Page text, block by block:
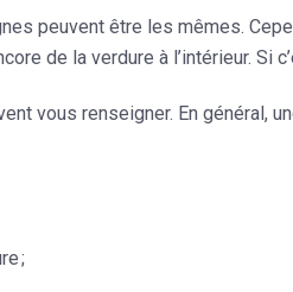
peuvent être les mêmes.
de la verdure à l’intérieur. Si
vous renseigner. En général,
;